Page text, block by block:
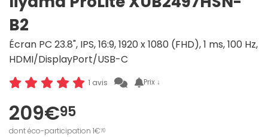
B2
Écran PC 23.8", IPS, 16:9, 1920 x 1080 (FHD), 1 ms, 100 Hz,
HDMI/DisplayPort/USB-C
1 avis Prix ↓
209€95
dont éco-participation 1€70